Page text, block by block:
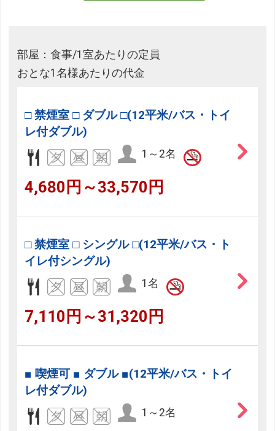
部屋：食事/1室あたりの定員
おとな1名様あたりの代金
□ 禁煙室 □ ダブル □(12平米/バス・トイ
レ付ダブル)
1～2名
4,680円～33,570円
□ 禁煙室 □ シングル □(12平米/バス・ト
イレ付シングル)
1名
7,110円～31,320円
■ 喫煙可 ■ ダブル ■(12平米/バス・トイ
レ付ダブル)
1～2名